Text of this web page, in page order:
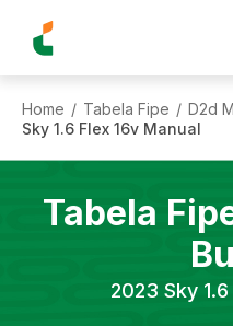
Home / Tabela Fipe / D2d
Sky 1.6 Flex 16v Manual
Tabela
2023 Sky